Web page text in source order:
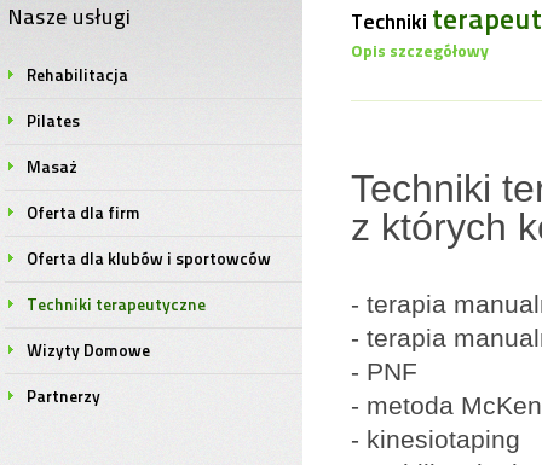
Nasze usługi
Rehabilitacja
Pilates
Masaż
Oferta dla firm
Oferta dla klubów i sportowców
Techniki terapeutyczne
Wizyty Domowe
Partnerzy
Techniki
Opis szczegółowy
Techniki
z których
- terapia
- terapia
- PNF
- metoda
- kinesiotaping